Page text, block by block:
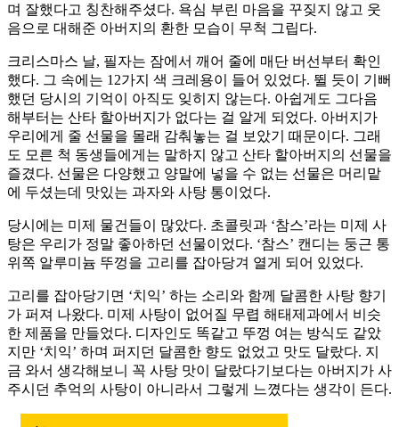
며 잘했다고 칭찬해주셨다. 욕심 부린 마음을 꾸짖지 않고 웃
음으로 대해준 아버지의 환한 모습이 무척 그립다.
크리스마스 날, 필자는 잠에서 깨어 줄에 매단 버선부터 확인
했다. 그 속에는 12가지 색 크레용이 들어 있었다. 뛸 듯이 기뻐
했던 당시의 기억이 아직도 잊히지 않는다. 아쉽게도 그다음
해부터는 산타 할아버지가 없다는 걸 알게 되었다. 아버지가
우리에게 줄 선물을 몰래 감춰놓는 걸 보았기 때문이다. 그래
도 모른 척 동생들에게는 말하지 않고 산타 할아버지의 선물을
즐겼다. 선물은 다양했고 양말에 넣을 수 없는 선물은 머리맡
에 두셨는데 맛있는 과자와 사탕 통이었다.
당시에는 미제 물건들이 많았다. 초콜릿과 ‘참스’라는 미제 사
탕은 우리가 정말 좋아하던 선물이었다. ‘참스’ 캔디는 둥근 통
위쪽 알루미늄 뚜껑을 고리를 잡아당겨 열게 되어 있었다.
고리를 잡아당기면 ‘치익’ 하는 소리와 함께 달콤한 사탕 향기
가 퍼져 나왔다. 미제 사탕이 없어질 무렵 해태제과에서 비슷
한 제품을 만들었다. 디자인도 똑같고 뚜껑 여는 방식도 같았
지만 ‘치익’ 하며 퍼지던 달콤한 향도 없었고 맛도 달랐다. 지
금 와서 생각해보니 꼭 사탕 맛이 달랐다기보다는 아버지가 사
주시던 추억의 사탕이 아니라서 그렇게 느꼈다는 생각이 든다.